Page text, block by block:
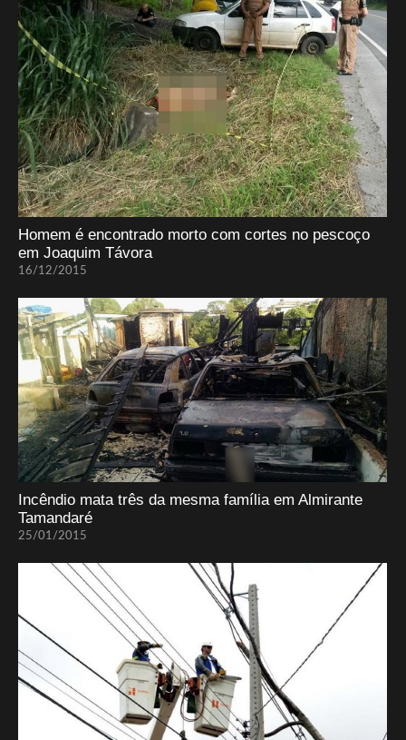
Homem é encontrado morto com cortes no pescoço
em Joaquim Távora
16/12/2015
Incêndio mata três da mesma família em Almirante
Tamandaré
25/01/2015